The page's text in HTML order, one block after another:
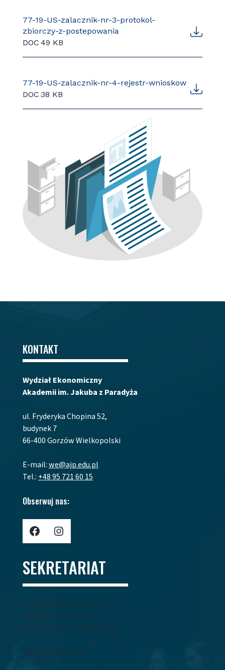
77-19-US-zalacznik-nr-3-protokol-
zbiorczy-z-postepowania
DOC 49 KB
77-19-US-zalacznik-nr-4-rejestr-wnioskow
DOC 38 KB
KONTAKT
Wydział Ekonomiczny
Akademii im. Jakuba z Paradyża
ul. Fryderyka Chopina 52,
budynek 7
66-400 Gorzów Wielkopolski
E-mail:we@ajp.edu.pl
Tel.: +48 95 721 60 15
Obserwuj nas:
Profil AJP w Portalu Facebook Profil AJP w portalu Instagram
SEKRETARIAT
ul. Fryderyka Chopina 52,
budynek 7, pokój 301
66-400 Gorzów Wielkopolski
mgr Justyna Szylar